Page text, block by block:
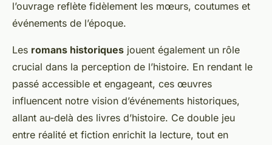
l’ouvrage reflète fidèlement les mœurs, coutumes et
événements de l’époque.
Les romans historiques jouent également un rôle
crucial dans la perception de l’histoire. En rendant le
passé accessible et engageant, ces œuvres
influencent notre vision d’événements historiques,
allant au-delà des livres d’histoire. Ce double jeu
entre réalité et fiction enrichit la lecture, tout en